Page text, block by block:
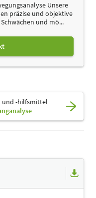
Unsere
präzise und objektive
und mö...
und -hilfsmittel